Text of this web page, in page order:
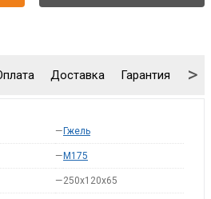
Доставка Гарантия >
— Гжель
— M175
—250x120x65